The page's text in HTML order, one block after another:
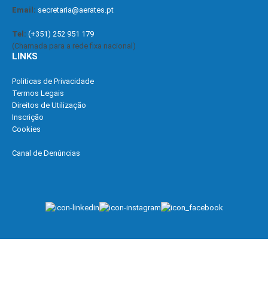
Email: secretaria@aerates.pt
Tel: (+351) 252 951 179
(Chamada para a rede fixa nacional)
LINKS
Politicas de Privacidade
Termos Legais
Direitos de Utilização
Inscrição
Cookies
Canal de Denúncias